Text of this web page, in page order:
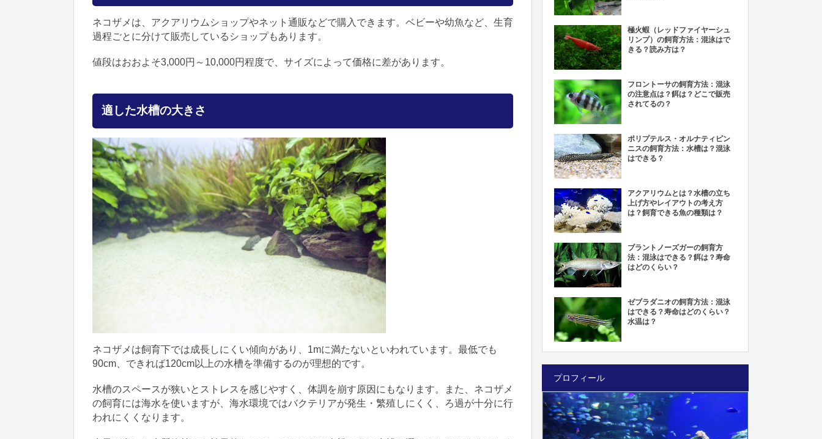
ネコザメは、アクアリウムショップやネット通販などで購入できます。ベビーや幼魚など、生育
過程ごとに分けて販売しているショップもあります。
値段はおおよそ3,000円～10,000円程度で、サイズによって価格に差があります。
適した水槽の大きさ
ネコザメは飼育下では成長しにくい傾向があり、1mに満たないといわれています。最低でも
90cm、できれば120cm以上の水槽を準備するのが理想的です。
水槽のスペースが狭いとストレスを感じやすく、体調を崩す原因にもなります。また、ネコザメ
の飼育には海水を使いますが、海水環境ではバクテリアが発生・繁殖しにくく、ろ過が十分に行
われにくくなります。
極火蝦（レッドファイヤーシュ
リンプ）の飼育方法：混泳はで
きる？読み方は？
フロントーサの飼育方法：混泳
の注意点は？餌は？どこで販売
されてるの？
ポリプテルス・オルナティピン
ニスの飼育方法：水槽は？混泳
はできる？
アクアリウムとは？水槽の立ち
上げ方やレイアウトの考え方
は？飼育できる魚の種類は？
ブラントノーズガーの飼育方
法：混泳はできる？餌は？寿命
はどのくらい？
ゼブラダニオの飼育方法：混泳
はできる？寿命はどのくらい？
水温は？
プロフィール